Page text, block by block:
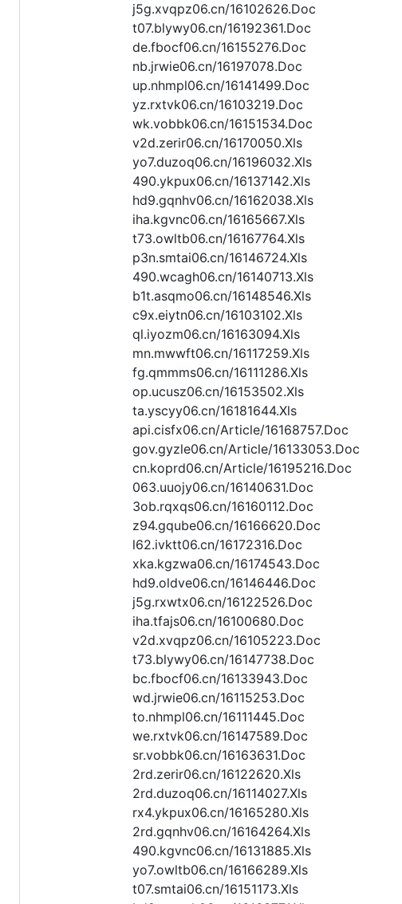
j5g.xvqpz06.cn/16102626.Doc
t07.blywy06.cn/16192361.Doc
de.fbocf06.cn/16155276.Doc
nb.jrwie06.cn/16197078.Doc
up.nhmpl06.cn/16141499.Doc
yz.rxtvk06.cn/16103219.Doc
wk.vobbk06.cn/16151534.Doc
v2d.zerir06.cn/16170050.Xls
yo7.duzoq06.cn/16196032.Xls
490.ykpux06.cn/16137142.Xls
hd9.gqnhv06.cn/16162038.Xls
iha.kgvnc06.cn/16165667.Xls
t73.owltb06.cn/16167764.Xls
p3n.smtai06.cn/16146724.Xls
490.wcagh06.cn/16140713.Xls
b1t.asqmo06.cn/16148546.Xls
c9x.eiytn06.cn/16103102.Xls
ql.iyozm06.cn/16163094.Xls
mn.mwwft06.cn/16117259.Xls
fg.qmmms06.cn/16111286.Xls
op.ucusz06.cn/16153502.Xls
ta.yscyy06.cn/16181644.Xls
api.cisfx06.cn/Article/16168757.Doc
gov.gyzle06.cn/Article/16133053.Doc
cn.koprd06.cn/Article/16195216.Doc
063.uuojy06.cn/16140631.Doc
3ob.rqxqs06.cn/16160112.Doc
z94.gqube06.cn/16166620.Doc
l62.ivktt06.cn/16172316.Doc
xka.kgzwa06.cn/16174543.Doc
hd9.oldve06.cn/16146446.Doc
j5g.rxwtx06.cn/16122526.Doc
iha.tfajs06.cn/16100680.Doc
v2d.xvqpz06.cn/16105223.Doc
t73.blywy06.cn/16147738.Doc
bc.fbocf06.cn/16133943.Doc
wd.jrwie06.cn/16115253.Doc
to.nhmpl06.cn/16111445.Doc
we.rxtvk06.cn/16147589.Doc
sr.vobbk06.cn/16163631.Doc
2rd.zerir06.cn/16122620.Xls
2rd.duzoq06.cn/16114027.Xls
rx4.ykpux06.cn/16165280.Xls
2rd.gqnhv06.cn/16164264.Xls
490.kgvnc06.cn/16131885.Xls
yo7.owltb06.cn/16166289.Xls
t07.smtai06.cn/16151173.Xls